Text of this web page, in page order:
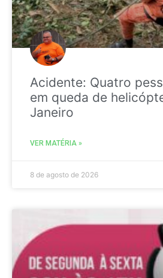
Acidente: Quatro
em queda de
Janeiro
VER MATÉRIA »
8 de agosto de 2026